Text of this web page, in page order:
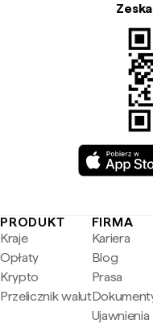
PRODUKT
Kraje
Opłaty
Krypto
Przelicznik walut
FIRMA
Kariera
Blog
Prasa
Ujawnienia